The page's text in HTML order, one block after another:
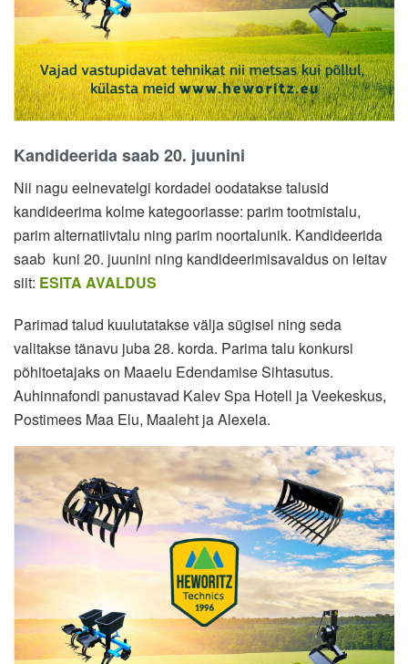
Kandideerida saab 20. juunini
Nii nagu eelnevatelgi kordadel oodatakse talusid
kandideerima kolme kategooriasse: parim tootmistalu,
parim alternatiivtalu ning parim noortalunik. Kandideerida
saab kuni 20. juunini ning kandideerimisavaldus on leitav
siit: ESITA AVALDUS
Parimad talud kuulutatakse välja sügisel ning seda
valitakse tänavu juba 28. korda. Parima talu konkursi
põhitoetajaks on Maaelu Edendamise Sihtasutus.
Auhinnafondi panustavad Kalev Spa Hotell ja Veekeskus,
Postimees Maa Elu, Maaleht ja Alexela.